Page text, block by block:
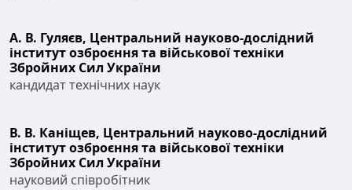
А. В. Гуляєв, Центральний науково-дослідний
інститут озброєння та військової техніки
Збройних Сил України
кандидат технічних наук
В. В. Каніщев, Центральний науково-дослідний
інститут озброєння та військової техніки
Збройних Сил України
науковий співробітник